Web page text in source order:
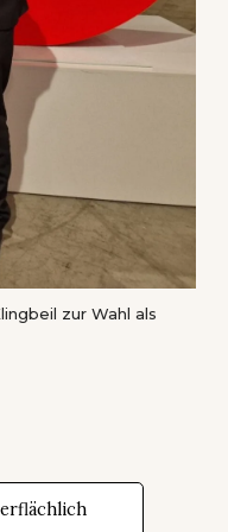
zur Wahl als